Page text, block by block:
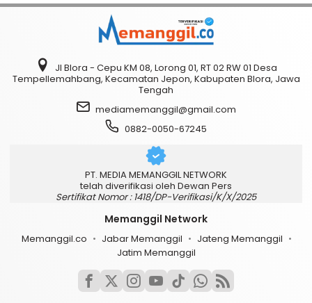
Jl Blora - Cepu KM 08, Lorong 01, RT 02 RW 01 Desa
Tempellemahbang, Kecamatan Jepon, Kabupaten Blora, Jawa
Tengah
mediamemanggil@gmail.com
0882-0050-67245
PT. MEDIA MEMANGGIL NETWORK
telah diverifikasi oleh Dewan Pers
Sertifikat Nomor : 1418/DP-Verifikasi/K/X/2025
Memanggil Network
Memanggil.co Jabar Memanggil
Jateng Memanggil
Jatim Memanggil